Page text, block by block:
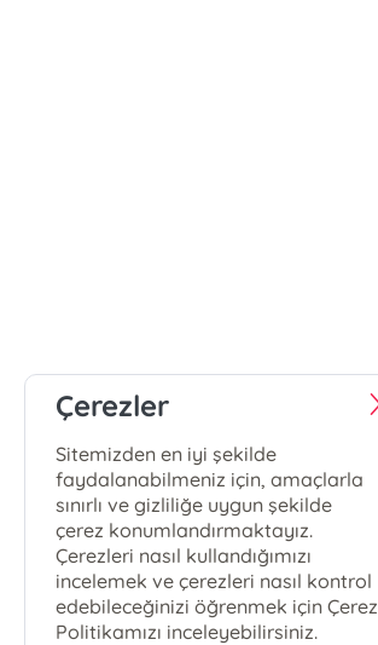
Çerezler
Sitemizden en iyi şekilde
faydalanabilmeniz için, amaçlarla
sınırlı ve gizliliğe uygun şekilde
çerez konumlandırmaktayız.
Çerezleri nasıl kullandığımızı
incelemek ve çerezleri nasıl kontrol
edebileceğinizi öğrenmek için Çerez
Politikamızı inceleyebilirsiniz.